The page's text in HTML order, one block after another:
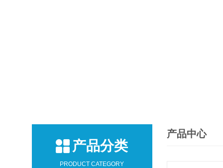
产品分类
PRODUCT CATEGORY
产品中心